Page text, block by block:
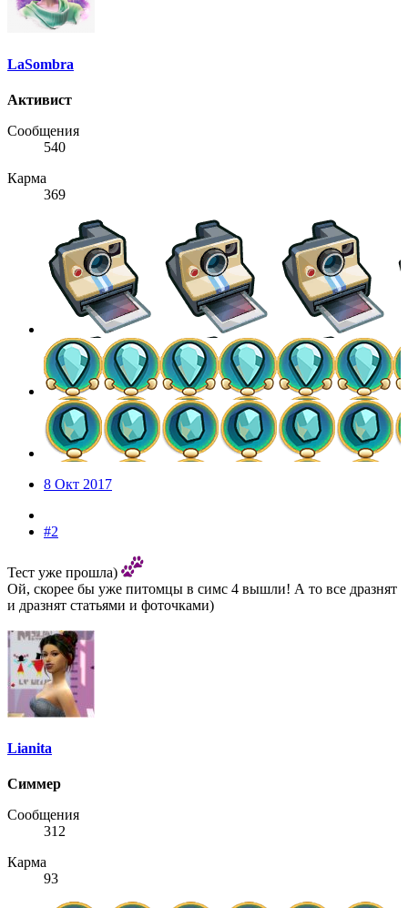
LaSombra
Активист
Сообщения
540
Карма
369
8 Окт 2017
#2
Тест уже прошла)
Ой, скорее бы уже питомцы в симс 4 вышли! А то все дразнят
и дразнят статьями и фоточками)
Lianita
Симмер
Сообщения
312
Карма
93